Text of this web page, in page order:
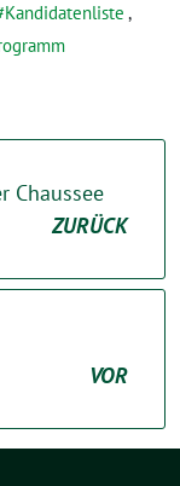
Kandidatenliste ,
Chaussee
ZURÜCK
VOR